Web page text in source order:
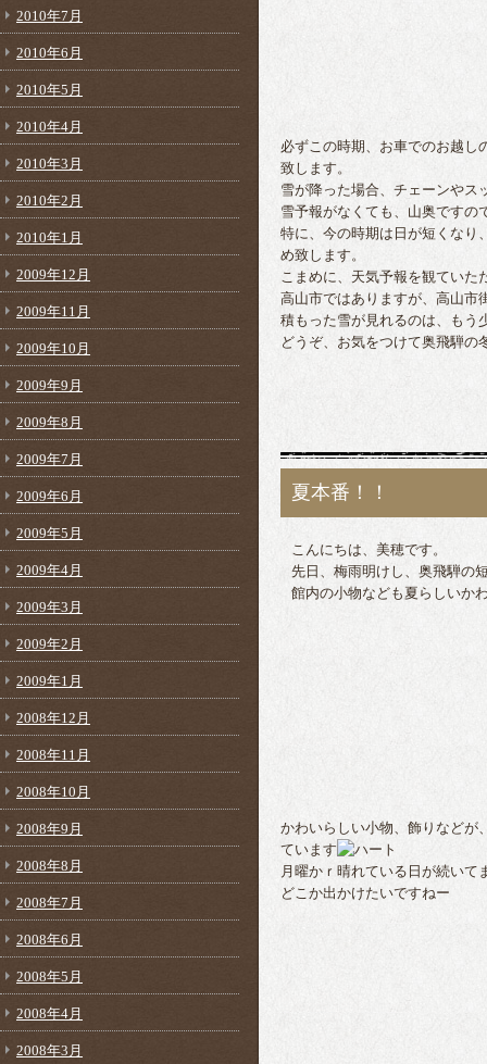
2010年7月
2010年6月
2010年5月
2010年4月
2010年3月
2010年2月
2010年1月
2009年12月
2009年11月
2009年10月
2009年9月
2009年8月
2009年7月
2009年6月
2009年5月
2009年4月
2009年3月
2009年2月
2009年1月
2008年12月
2008年11月
2008年10月
2008年9月
2008年8月
2008年7月
2008年6月
2008年5月
2008年4月
2008年3月
必ずこの時期、お車でのお越し
致します。
雪が降った場合、チェーンやス
雪予報がなくても、山奥ですの
特に、今の時期は日が短くなり
め致します。
こまめに、天気予報を観ていた
高山市ではありますが、高山市
積もった雪が見れるのは、もう
どうぞ、お気をつけて奥飛騨の
夏本番！！
こんにちは、美穂です。
先日、梅雨明けし、奥飛騨の
館内の小物なども夏らしいか
かわいらしい小物、飾りなどが
ています
月曜かｒ晴れている日が続いて
どこか出かけたいですねー